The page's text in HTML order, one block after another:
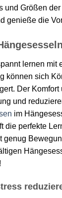
und Größen
genieße die
lernen
können sich
Der
und
im
die perfekte
genug